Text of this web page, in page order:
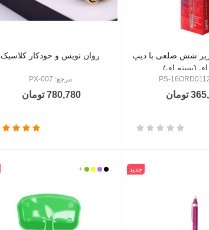
شش ضلعی با دیپ
ای (بسته ای)
تومان
روان نویس و خودکار کلاسیک
مرجع: PX-007
780,780 تومان
جدید مشکی
بنفش
زردسبز
+